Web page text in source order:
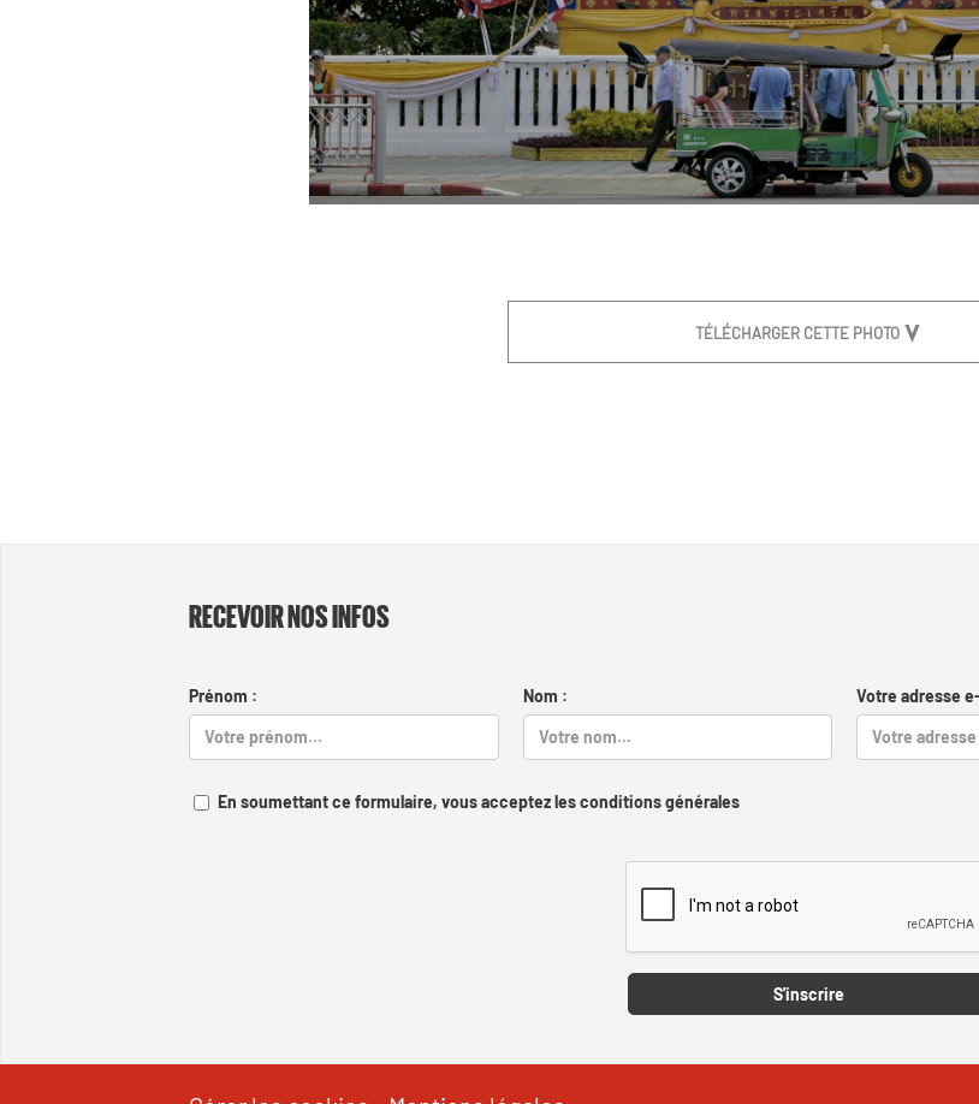
TÉLÉCHARGER CETTE PHOTO
RECEVOIR NOS INFOS
Prénom : Nom : Votre adresse
En soumettant ce formulaire, vous acceptez les conditions générales
S'inscrire